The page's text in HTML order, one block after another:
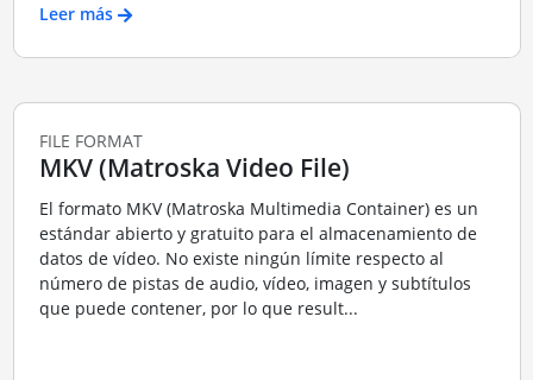
Leer más
FILE FORMAT
MKV (Matroska Video File)
El formato MKV (Matroska Multimedia Container) es un
estándar abierto y gratuito para el almacenamiento de
datos de vídeo. No existe ningún límite respecto al
número de pistas de audio, vídeo, imagen y subtítulos
que puede contener, por lo que result...